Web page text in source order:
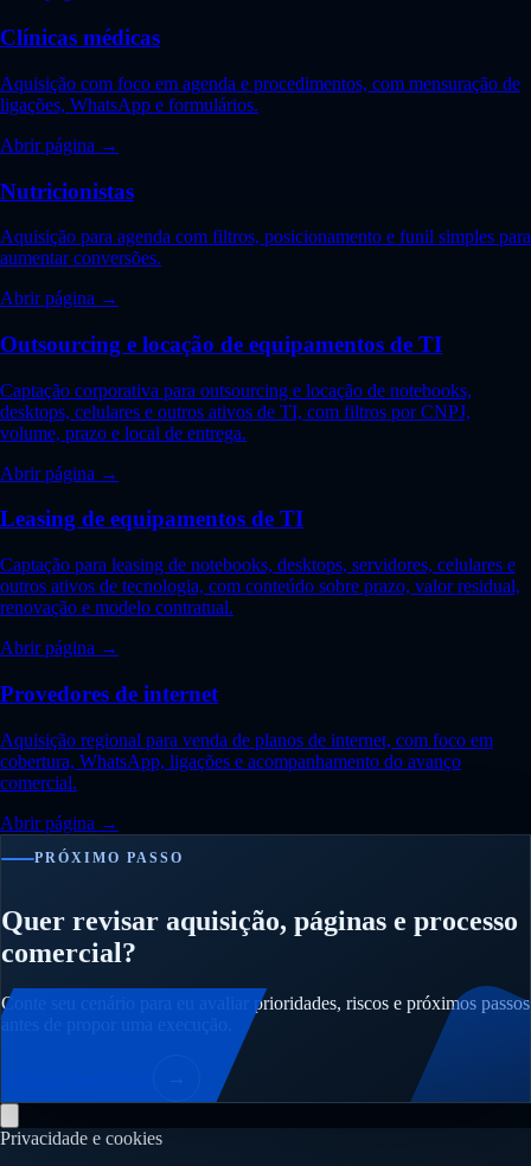
Clínicas médicas
Aquisição com foco em agenda e procedimentos, com mensuração de
ligações, WhatsApp e formulários.
Abrir página →
Nutricionistas
Aquisição para agenda com filtros, posicionamento e funil simples para
aumentar conversões.
Abrir página →
Outsourcing e locação de equipamentos de TI
Captação corporativa para outsourcing e locação de notebooks,
desktops, celulares e outros ativos de TI, com filtros por CNPJ,
volume, prazo e local de entrega.
Abrir página →
Leasing de equipamentos de TI
Captação para leasing de notebooks, desktops, servidores, celulares e
outros ativos de tecnologia, com conteúdo sobre prazo, valor residual,
renovação e modelo contratual.
Abrir página →
Provedores de internet
Aquisição regional para venda de planos de internet, com foco em
cobertura, WhatsApp, ligações e acompanhamento do avanço
comercial.
Abrir página →
PRÓXIMO PASSO
Quer revisar aquisição, páginas e processo
comercial?
Conte seu cenário para eu avaliar prioridades, riscos e próximos passos
Privacidade e cookies